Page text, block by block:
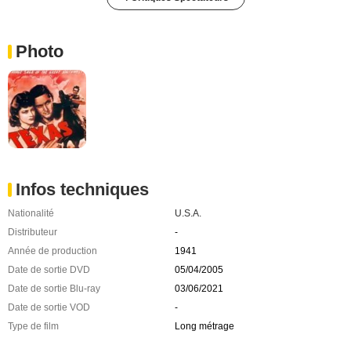
Photo
Infos techniques
Nationalité
U.S.A.
Distributeur
-
Année de production
1941
Date de sortie DVD
05/04/2005
Date de sortie Blu-ray
03/06/2021
Date de sortie VOD
-
Type de film
Long métrage